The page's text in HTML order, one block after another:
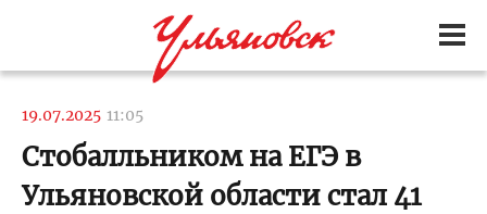
19.07.2025 11:05
Стобалльником на ЕГЭ в
Ульяновской области стал 41